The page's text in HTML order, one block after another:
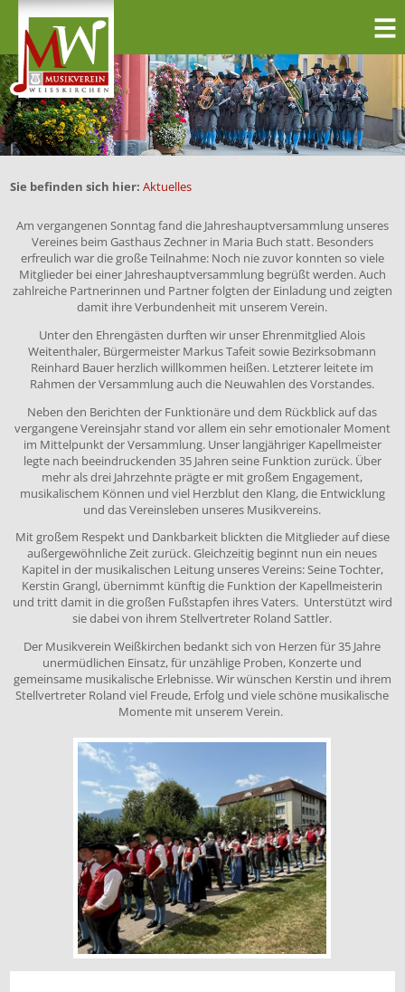
Sie befinden sich hier: Aktuelles
Am vergangenen Sonntag fand die Jahreshauptversammlung unseres
Vereines beim Gasthaus Zechner in Maria Buch statt. Besonders
erfreulich war die große Teilnahme: Noch nie zuvor konnten so viele
Mitglieder bei einer Jahreshauptversammlung begrüßt werden. Auch
zahlreiche Partnerinnen und Partner folgten der Einladung und zeigten
damit ihre Verbundenheit mit unserem Verein.
Unter den Ehrengästen durften wir unser Ehrenmitglied Alois
Weitenthaler, Bürgermeister Markus Tafeit sowie Bezirksobmann
Reinhard Bauer herzlich willkommen heißen. Letzterer leitete im
Rahmen der Versammlung auch die Neuwahlen des Vorstandes.
Neben den Berichten der Funktionäre und dem Rückblick auf das
vergangene Vereinsjahr stand vor allem ein sehr emotionaler Moment
im Mittelpunkt der Versammlung. Unser langjähriger Kapellmeister
legte nach beeindruckenden 35 Jahren seine Funktion zurück. Über
mehr als drei Jahrzehnte prägte er mit großem Engagement,
musikalischem Können und viel Herzblut den Klang, die Entwicklung
und das Vereinsleben unseres Musikvereins.
Mit großem Respekt und Dankbarkeit blickten die Mitglieder auf diese
außergewöhnliche Zeit zurück. Gleichzeitig beginnt nun ein neues
Kapitel in der musikalischen Leitung unseres Vereins: Seine Tochter,
Kerstin Grangl, übernimmt künftig die Funktion der Kapellmeisterin
und tritt damit in die großen Fußstapfen ihres Vaters. Unterstützt wird
sie dabei von ihrem Stellvertreter Roland Sattler.
Der Musikverein Weißkirchen bedankt sich von Herzen für 35 Jahre
unermüdlichen Einsatz, für unzählige Proben, Konzerte und
gemeinsame musikalische Erlebnisse. Wir wünschen Kerstin und ihrem
Stellvertreter Roland viel Freude, Erfolg und viele schöne musikalische
Momente mit unserem Verein.